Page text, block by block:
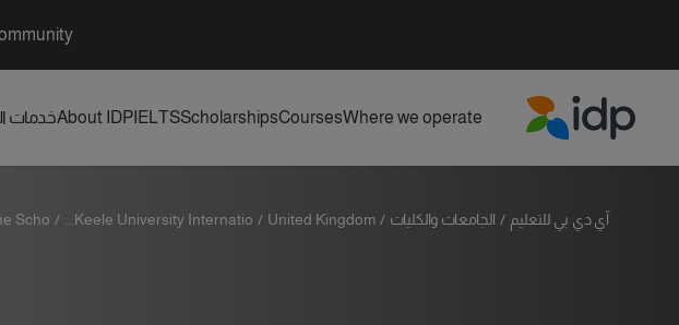
Where we operate
Courses
Scholarships
IELTS
About IDPخدمات
آي دي بي للتعليم / الجامعات والكليات /
United Kingdom
/
Keele University Internatio...
/
Scho...